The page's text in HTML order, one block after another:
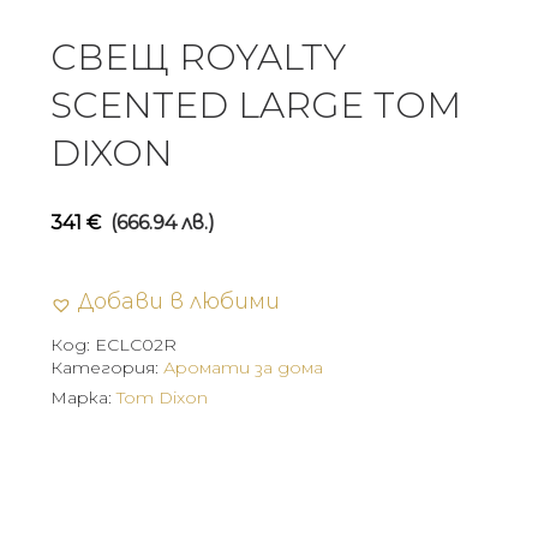
СВЕЩ ROYALTY
SCENTED LARGE TOM
DIXON
341 € (666.94 лв.)
Добави в любими
Код: ECLC02R
Категория: Аромати за дома
Марка:Tom Dixon